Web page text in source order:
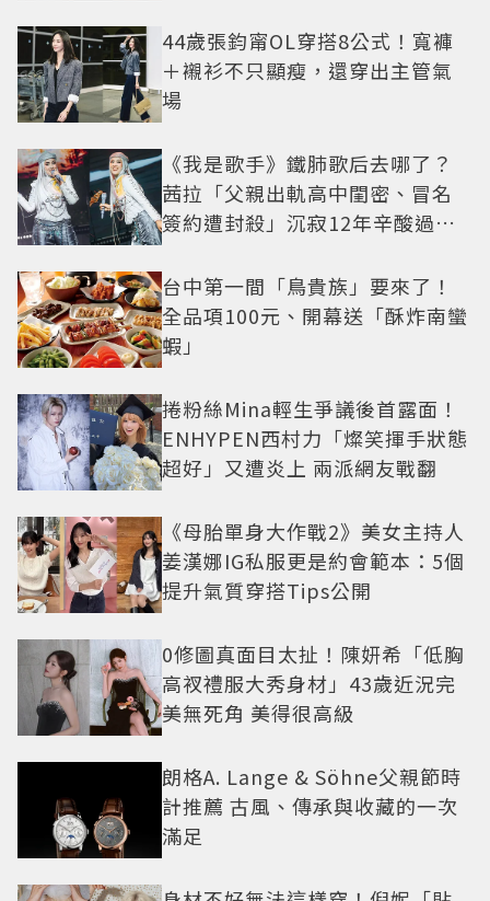
44歲張鈞甯OL穿搭8公式！寬褲
＋襯衫不只顯瘦，還穿出主管氣
場
《我是歌手》鐵肺歌后去哪了？
茜拉「父親出軌高中閨密、冒名
簽約遭封殺」沉寂12年辛酸過往
台中第一間「鳥貴族」要來了！
全品項100元、開幕送「酥炸南蠻
蝦」
捲粉絲Mina輕生爭議後首露面！
ENHYPEN西村力「燦笑揮手狀態
超好」又遭炎上 兩派網友戰翻
《母胎單身大作戰2》美女主持人
姜漢娜IG私服更是約會範本：5個
提升氣質穿搭Tips公開
0修圖真面目太扯！陳妍希「低胸
高衩禮服大秀身材」43歲近況完
美無死角 美得很高級
朗格A. Lange & Söhne父親節時
計推薦 古風、傳承與收藏的一次
滿足